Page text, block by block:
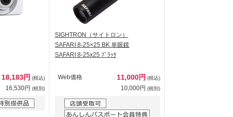
18,183円 (税込)
16,530円 (税別)
SIGHTRON（サイトロン）
SAFARI 8-25×25 BK 単眼鏡
SAFARI 8-25x25 ﾌﾞﾗｯｸ
Web価格 11,000円 (税込)
10,000円 (税別)